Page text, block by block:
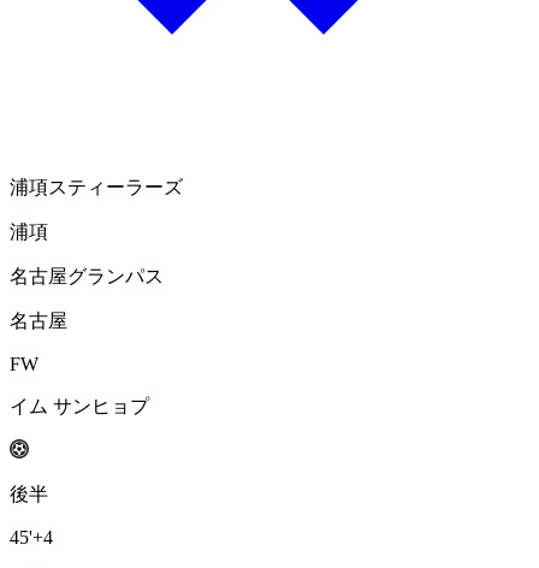
浦項スティーラーズ
浦項
名古屋グランパス
名古屋
FW
イム サンヒョプ
後半
45'+4